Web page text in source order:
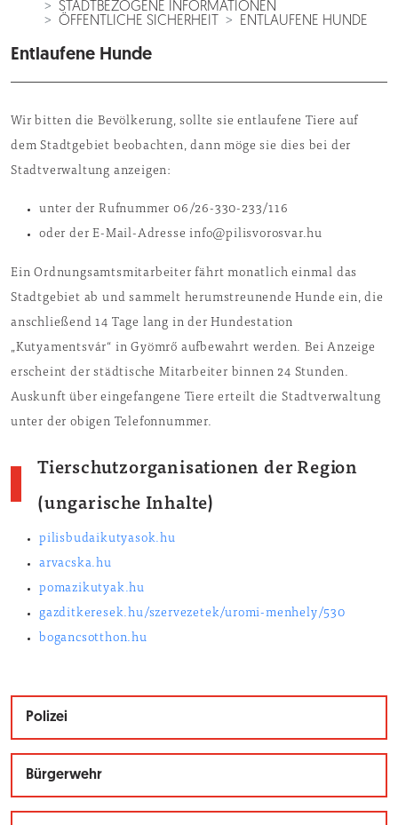
STADTBEZOGENE INFORMATIONEN
ÖFFENTLICHE SICHERHEIT
ENTLAUFENE HUNDE
Entlaufene Hunde
Wir bitten die Bevölkerung, sollte sie entlaufene Tiere auf
dem Stadtgebiet beobachten, dann möge sie dies bei der
Stadtverwaltung anzeigen:
unter der Rufnummer 06/26-330-233/116
oder der E-Mail-Adresse info@pilisvorosvar.hu
Ein Ordnungsamtsmitarbeiter fährt monatlich einmal das
Stadtgebiet ab und sammelt herumstreunende Hunde ein, die
anschließend 14 Tage lang in der Hundestation
„Kutyamentsvár“ in Gyömrő aufbewahrt werden. Bei Anzeige
erscheint der städtische Mitarbeiter binnen 24 Stunden.
Auskunft über eingefangene Tiere erteilt die Stadtverwaltung
unter der obigen Telefonnummer.
Tierschutzorganisationen der Region
(ungarische Inhalte)
pilisbudaikutyasok.hu
arvacska.hu
pomazikutyak.hu
gazditkeresek.hu/szervezetek/uromi-menhely/530
bogancsotthon.hu
Polizei
Bürgerwehr